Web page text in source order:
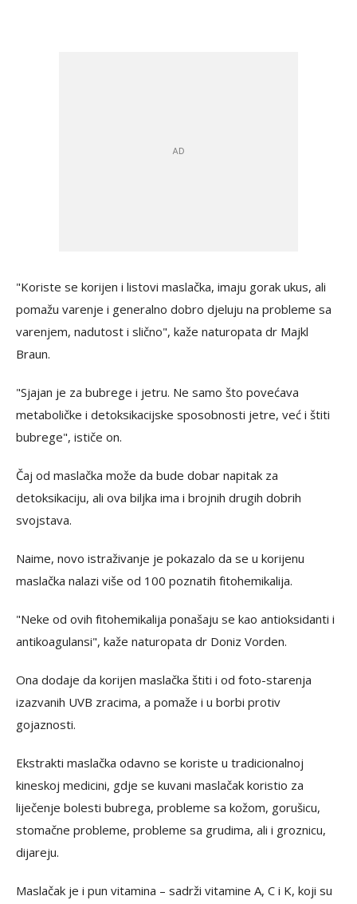
"Koriste se korijen i listovi maslačka, imaju gorak ukus, ali
pomažu varenje i generalno dobro djeluju na probleme sa
varenjem, nadutost i slično", kaže naturopata dr Majkl
Braun.
"Sjajan je za bubrege i jetru. Ne samo što povećava
metaboličke i detoksikacijske sposobnosti jetre, već i štiti
bubrege", ističe on.
Čaj od maslačka može da bude dobar napitak za
detoksikaciju, ali ova biljka ima i brojnih drugih dobrih
svojstava.
Naime, novo istraživanje je pokazalo da se u korijenu
maslačka nalazi više od 100 poznatih fitohemikalija.
"Neke od ovih fitohemikalija ponašaju se kao antioksidanti i
antikoagulansi", kaže naturopata dr Doniz Vorden.
Ona dodaje da korijen maslačka štiti i od foto-starenja
izazvanih UVB zracima, a pomaže i u borbi protiv
gojaznosti.
Ekstrakti maslačka odavno se koriste u tradicionalnoj
kineskoj medicini, gdje se kuvani maslačak koristio za
liječenje bolesti bubrega, probleme sa kožom, gorušicu,
stomačne probleme, probleme sa grudima, ali i groznicu,
dijareju.
Maslačak je i pun vitamina – sadrži vitamine A, C i K, koji su